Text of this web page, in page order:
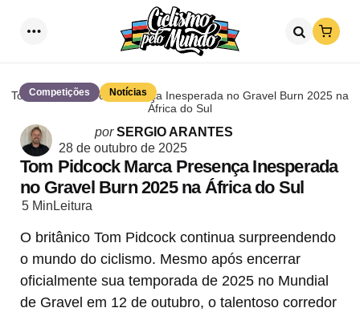
Loja
Competições Notícias
Tom Pidcock Marca Presença Inesperada no Gravel Burn 2025 na
África do Sul
Postado
por
porSERGIO ARANTES
28 de outubro de 2025
Tom Pidcock Marca Presença Inesperada
no Gravel Burn 2025 na África do Sul
5 Min Leitura
O britânico Tom Pidcock continua surpreendendo
o mundo do ciclismo. Mesmo após encerrar
oficialmente sua temporada de 2025 no Mundial
de Gravel em 12 de outubro, o talentoso corredor